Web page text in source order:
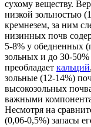
сухому веществу.
низкой зольностью
кремнезем, за ним
низинных почв
5-8% у обедненных
зольных и до 30-
преобладает кальций
зольные (12-14%)
высокозольных
важными
Несмотря на
(0,06-0,5%) запасы